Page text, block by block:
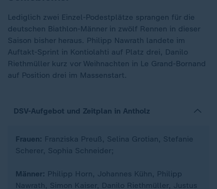
Lediglich zwei Einzel-Podestplätze sprangen für die
deutschen Biathlon-Männer in zwölf Rennen in dieser
Saison bisher heraus. Philipp Nawrath landete im
Auftakt-Sprint in Kontiolahti auf Platz drei, Danilo
Riethmüller kurz vor Weihnachten in Le Grand-Bornand
auf Position drei im Massenstart.
DSV-Aufgebot und Zeitplan in Antholz
Frauen: Franziska Preuß, Selina Grotian, Stefanie
Scherer, Sophia Schneider;
Männer: Philipp Horn, Johannes Kühn, Philipp
Nawrath, Simon Kaiser, Danilo Riethmüller, Justus